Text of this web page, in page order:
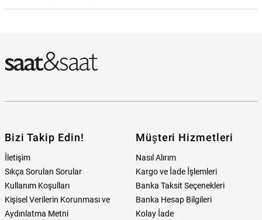
Bizi Takip Edin!
İletişim
Sıkça Sorulan Sorular
Kullanım Koşulları
Kişisel Verilerin Korunması ve
Aydınlatma Metni
Müşteri Hizmetleri
Nasıl Alırım
Kargo ve İade İşlemleri
Banka Taksit Seçenekleri
Banka Hesap Bilgileri
Kolay İade